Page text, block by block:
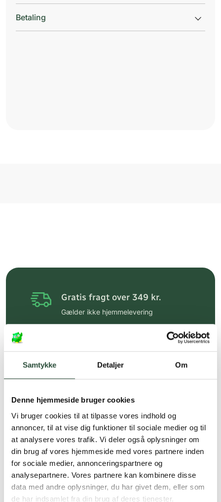
Samtykke Detaljer Om
Denne hjemmeside bruger cookies
Vi bruger cookies til at tilpasse vores indhold og
annoncer, til at vise dig funktioner til sociale medier og til
at analysere vores trafik. Vi deler også oplysninger om
din brug af vores hjemmeside med vores partnere inden
for sociale medier, annonceringspartnere og
analysepartnere. Vores partnere kan kombinere disse
data med andre oplysninger, du har givet dem, eller som
de har indsamlet fra din brug af deres tjenester.
Betaling
Gratis fragt over 349 kr.
Gælder ikke hjemmelevering
Få hjælp til din webordre
kundeservice@uglecare.dk
Hurtig levering (30 min. i Kbh)
Hurtigt leveringen via GLS, og DAO
Faste lave priser*
*Gælder ikke ernæringsprodukter.
Stort udvalg af kendte
produkter
Vi tilbyder et stort udvalg af kendte
cremer, vitaminer og andre spændende